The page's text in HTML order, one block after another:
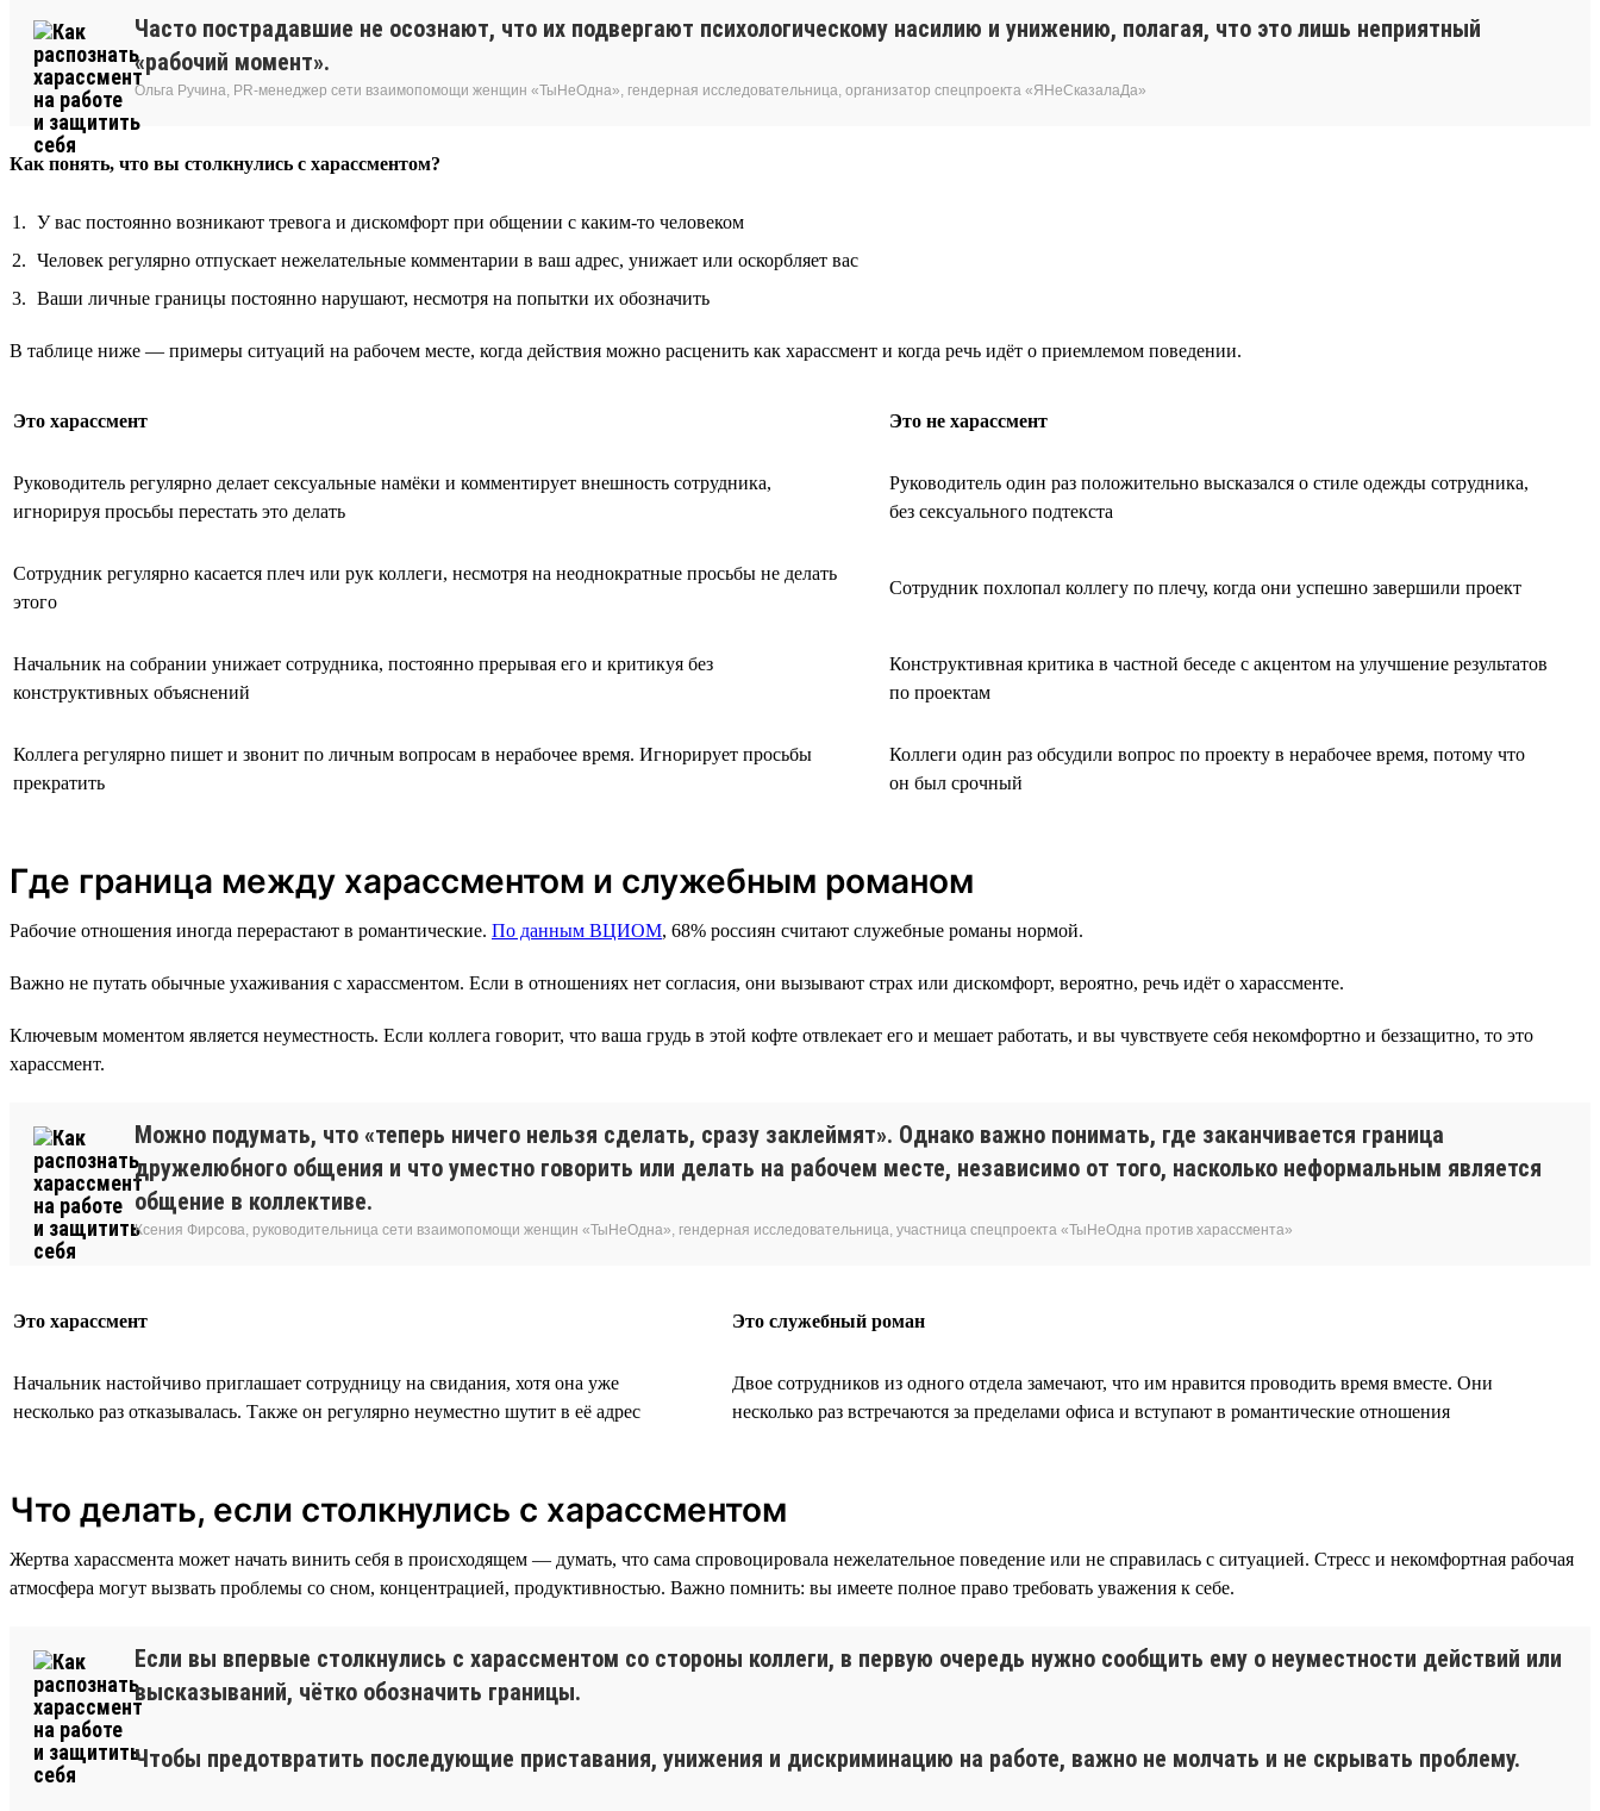
Часто пострадавшие не осознают, что их подвергают психологическому насилию и унижению, полагая, что это лишь неприятный
«рабочий момент».
Ольга Ручина, PR-менеджер сети взаимопомощи женщин «ТыНеОдна», гендерная исследовательница, организатор спецпроекта «ЯНеСказалаДа»
Как понять, что вы столкнулись с харассментом?
У вас постоянно возникают тревога и дискомфорт при общении с каким-то человеком
Человек регулярно отпускает нежелательные комментарии в ваш адрес, унижает или оскорбляет вас
Ваши личные границы постоянно нарушают, несмотря на попытки их обозначить
В таблице ниже — примеры ситуаций на рабочем месте, когда действия можно расценить как харассмент и когда речь идёт о приемлемом поведении.
Это харассмент Это не харассмент
Руководитель регулярно делает сексуальные намёки и комментирует внешность сотрудника,
игнорируя просьбы перестать это делать
Руководитель один раз положительно высказался о стиле одежды сотрудника,
без сексуального подтекста
Сотрудник регулярно касается плеч или рук коллеги, несмотря на неоднократные просьбы не делать
этого
Сотрудник похлопал коллегу по плечу, когда они успешно завершили проект
Начальник на собрании унижает сотрудника, постоянно прерывая его и критикуя без
конструктивных объяснений
Конструктивная критика в частной беседе с акцентом на улучшение результатов
по проектам
Коллега регулярно пишет и звонит по личным вопросам в нерабочее время. Игнорирует просьбы
прекратить
Коллеги один раз обсудили вопрос по проекту в нерабочее время, потому что
он был срочный
Где граница между харассментом и служебным романом
Рабочие отношения иногда перерастают в романтические. По данным ВЦИОМ, 68% россиян считают служебные романы нормой.
Важно не путать обычные ухаживания с харассментом. Если в отношениях нет согласия, они вызывают страх или дискомфорт, вероятно, речь идёт о харассменте.
Ключевым моментом является неуместность. Если коллега говорит, что ваша грудь в этой кофте отвлекает его и мешает работать, и вы чувствуете себя некомфортно и беззащитно, то это
харассмент.
Можно подумать, что «теперь ничего нельзя сделать, сразу заклеймят». Однако важно понимать, где заканчивается граница
дружелюбного общения и что уместно говорить или делать на рабочем месте, независимо от того, насколько неформальным является
общение в коллективе.
Ксения Фирсова, руководительница сети взаимопомощи женщин «ТыНеОдна», гендерная исследовательница, участница спецпроекта «ТыНеОдна против харассмента»
Это харассмент Это служебный роман
Начальник настойчиво приглашает сотрудницу на свидания, хотя она уже
несколько раз отказывалась. Также он регулярно неуместно шутит в её адрес
Двое сотрудников из одного отдела замечают, что им нравится проводить время вместе. Они
несколько раз встречаются за пределами офиса и вступают в романтические отношения
Что делать, если столкнулись с харассментом
Жертва харассмента может начать винить себя в происходящем — думать, что сама спровоцировала нежелательное поведение или не справилась с ситуацией. Стресс и некомфортная рабочая
атмосфера могут вызвать проблемы со сном, концентрацией, продуктивностью. Важно помнить: вы имеете полное право требовать уважения к себе.
Если вы впервые столкнулись с харассментом со стороны коллеги, в первую очередь нужно сообщить ему о неуместности действий или
высказываний, чётко обозначить границы.
Чтобы предотвратить последующие приставания, унижения и дискриминацию на работе, важно не молчать и не скрывать проблему.